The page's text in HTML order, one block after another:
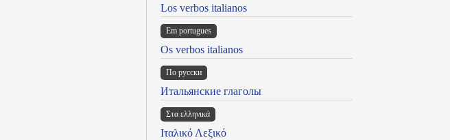
Los verbos italianos
Em portugues
Os verbos italianos
По русски
Итальянские глаголы
Στα ελληνικά
Ιταλικό Λεξικό